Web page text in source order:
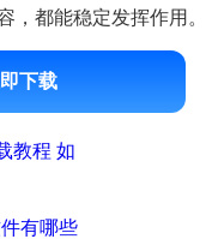
，都能稳定发挥作用。
下载
教程 如
有哪些